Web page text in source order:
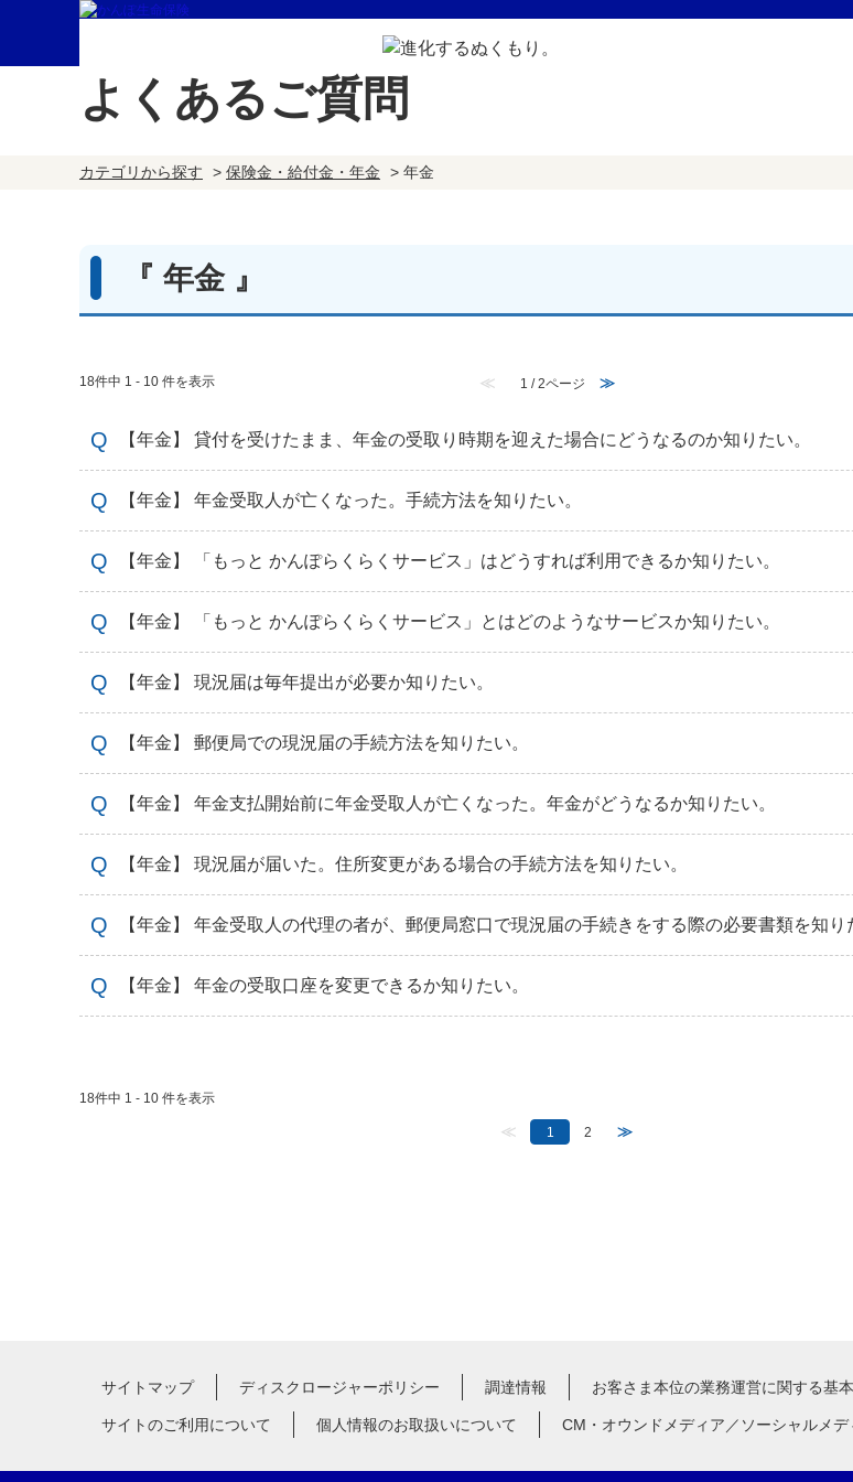
よくあるご質問
カテゴリから探す > 保険金・給付金・年金 > 年金
『 年金 』
18件中 1 - 10 件を表示 ≪ 1 / 2ページ ≫
【年金】 貸付を受けたまま、年金の受取り時期を迎えた場合にどうなるのか知りたい。
【年金】 年金受取人が亡くなった。手続方法を知りたい。
【年金】 「もっと かんぽらくらくサービス」はどうすれば利用できるか知りたい。
【年金】 「もっと かんぽらくらくサービス」とはどのようなサービスか知りたい。
【年金】 現況届は毎年提出が必要か知りたい。
【年金】 郵便局での現況届の手続方法を知りたい。
【年金】 年金支払開始前に年金受取人が亡くなった。年金がどうなるか知りたい。
【年金】 現況届が届いた。住所変更がある場合の手続方法を知りたい。
【年金】 年金受取人の代理の者が、郵便局窓口で現況届の手続きをする際の必要書類を知り
【年金】 年金の受取口座を変更できるか知りたい。
18件中 1 - 10 件を表示
≪ 1 2 ≫
サイトマップ ディスクロージャーポリシー 調達情報 お客さま本位の業務運営に関する基
サイトのご利用について 個人情報のお取扱いについて CM・オウンドメディア／ソーシャルメデ